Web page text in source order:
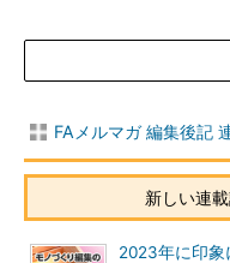
FAメルマガ 編集後記
新しい連
2023年に印象